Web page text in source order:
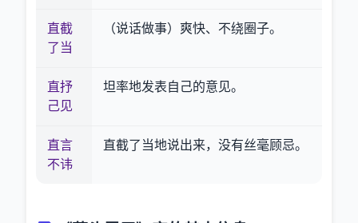
直截
了当
（说话做事）爽快、不绕圈子。
直抒
己见
坦率地发表自己的意见。
直言
不讳
直截了当地说出来，没有丝毫顾忌。